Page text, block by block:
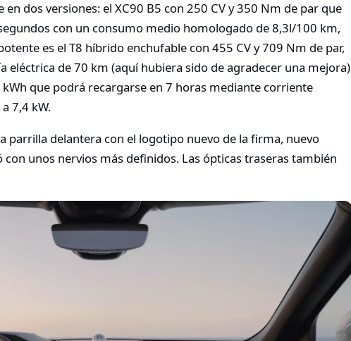
dos versiones: el XC90 B5 con 250 CV y 350 Nm de par que
con un consumo medio homologado de 8,3l/100 km,
es el T8 híbrido enchufable con 455 CV y 709 Nm de par,
eléctrica de 70 km (aquí hubiera sido de agradecer una mejora)
que podrá recargarse en 7 horas mediante corriente
7,4 kW.
parrilla delantera con el logotipo nuevo de la firma, nuevo
unos nervios más definidos. Las ópticas traseras también